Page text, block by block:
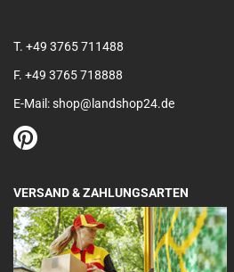
T. +49 3765 711488
F. +49 3765 718888
E-Mail: shop@landshop24.de
VERSAND & ZAHLUNGSARTEN